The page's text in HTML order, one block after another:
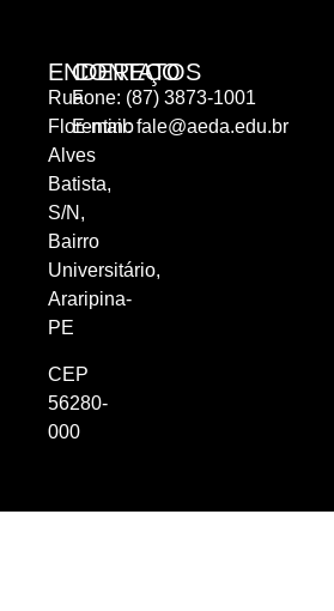
ENDEREÇO
Rua
Florentino
Alves
Batista,
S/N,
Bairro
Universitário,
Araripina-
PE
CEP
56280-
000
CONTATOS
Fone: (87) 3873-1001
E-mail:fale@aeda.edu.br